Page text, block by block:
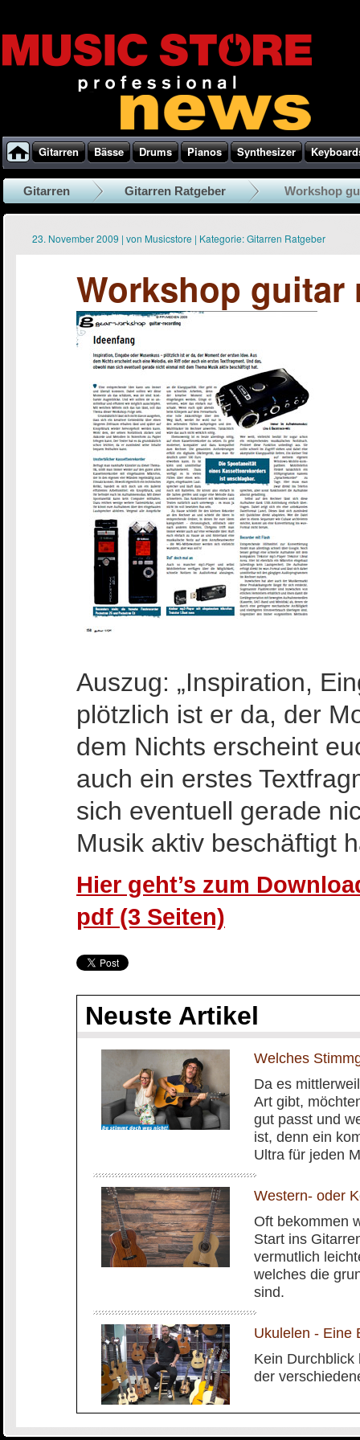
Gitarren Bässe Drums Pianos Synthesizer
Gitarren Gitarren Ratgeber Workshop
23. November 2009 | von Musicstore | Kategorie:Gitarren Ratgeber
Workshop guitar
Auszug: „Inspiration,
plötzlich ist er da, der
dem Nichts erscheint
auch ein erstes
sich eventuell gerade
Musik aktiv beschäftigt
Hier geht’s zum
pdf (3 Seiten)
Neuste Artikel
Welches
Da es
Art gibt,
gut passt und
ist, denn ein
Ultra für jeden
Western- oder
Oft bekommen
Start ins
vermutlich
welches die
sind.
Ukulelen - Eine
Kein Durchblick
der